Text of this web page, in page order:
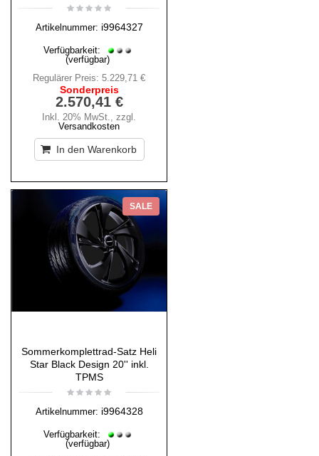
Artikelnummer: i9964327
Verfügbarkeit:
(verfügbar)
Regulärer Preis: 5.229,71 €
Sonderpreis
2.570,41 €
Inkl. 20% MwSt., zzgl.
Versandkosten
In den Warenkorb
SALE
Sommerkomplettrad-Satz Heli
Star Black Design 20'' inkl.
TPMS
Artikelnummer: i9964328
Verfügbarkeit:
(verfügbar)